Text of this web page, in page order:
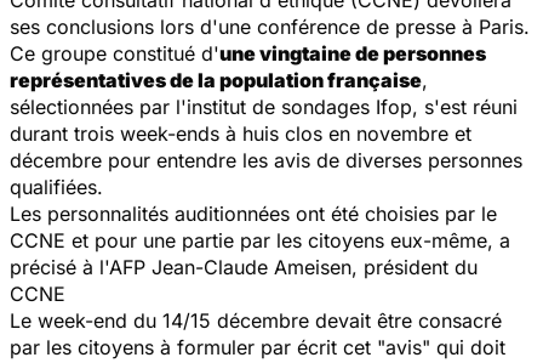
ses conclusions lors d'une conférence de presse à Paris.
Ce groupe constitué d'une vingtaine de personnes
représentatives de la population française,
sélectionnées par l'institut de sondages Ifop, s'est réuni
durant trois week-ends à huis clos en novembre et
décembre pour entendre les avis de diverses personnes
qualifiées.
Les personnalités auditionnées ont été choisies par le
CCNE et pour une partie par les citoyens eux-même, a
précisé à l'AFP Jean-Claude Ameisen, président du
CCNE
Le week-end du 14/15 décembre devait être consacré
par les citoyens à formuler par écrit cet "avis" qui doit